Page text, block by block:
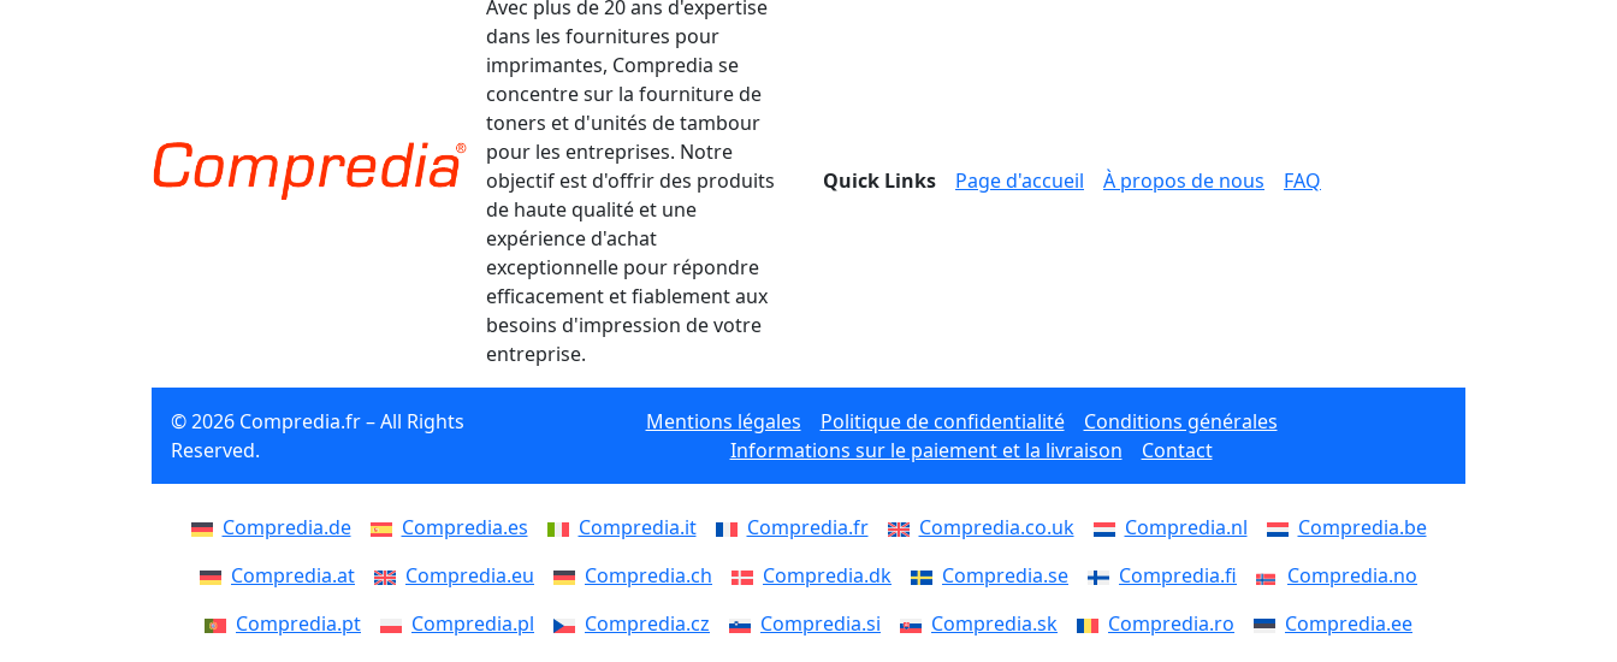
Avec plus de 20 ans d'expertise
dans les fournitures pour
imprimantes, Compredia se
concentre sur la fourniture de
toners et d'unités de tambour
pour les entreprises. Notre
objectif est d'offrir des produits
de haute qualité et une
expérience d'achat
exceptionnelle pour répondre
efficacement et fiablement aux
besoins d'impression de votre
entreprise.
Quick Links Page d'accueil À propos de nous FAQ
© 2026 Compredia.fr – All Rights
Reserved.
Mentions légales Politique de confidentialité
Conditions générales
Informations sur le paiement et la livraison
Contact
Compredia.de Compredia.es Compredia.it Compredia.fr Compredia.co.uk Compredia.nl
Compredia.be
Compredia.at
Compredia.eu Compredia.ch Compredia.dk Compredia.se Compredia.fi
Compredia.no
Compredia.pt
Compredia.pl Compredia.cz Compredia.si Compredia.sk Compredia.ro
Compredia.ee